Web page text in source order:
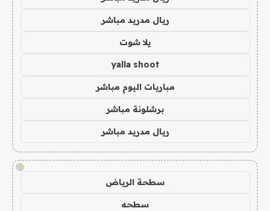
ريال مدريد مباشر
يلا شوت
yalla shoot
مباريات اليوم مباشر
برشلونة مباشر
ريال مدريد مباشر
!
سطحة الرياض
سطحه